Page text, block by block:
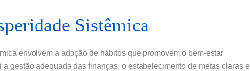
Sistêmica
envolvem a adoção de hábitos que promovem o bem-estar
gestão adequada das finanças, o estabelecimento de metas claras e